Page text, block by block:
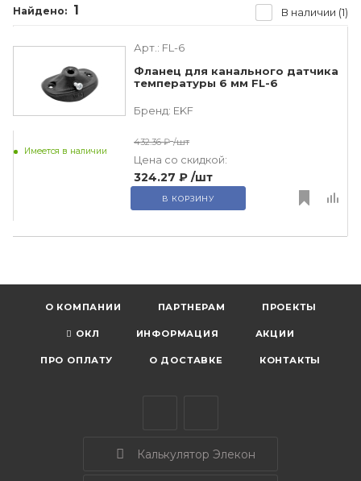
Найдено: 1 В наличии (1)
Арт.: FL-6
Фланец для канального датчика
температуры 6 мм FL-6
Бренд: EKF
Имеется в наличии
432.36 ₽ /шт
Цена со скидкой:
324.27 ₽ /шт
В КОРЗИНУ
О КОМПАНИИ ПАРТНЕРАМ ПРОЕКТЫ
ОКЛ ИНФОРМАЦИЯ АКЦИИ
ПРО ОПЛАТУ О ДОСТАВКЕ КОНТАКТЫ
Калькулятор Элекон